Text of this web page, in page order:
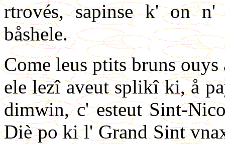
rtrovés, sapinse k' on
båshele.
Come leus ptits bruns
ele lezî aveut splikî ki, å
dimwin, c' esteut Sint-
Diè po ki l' Grand Sint